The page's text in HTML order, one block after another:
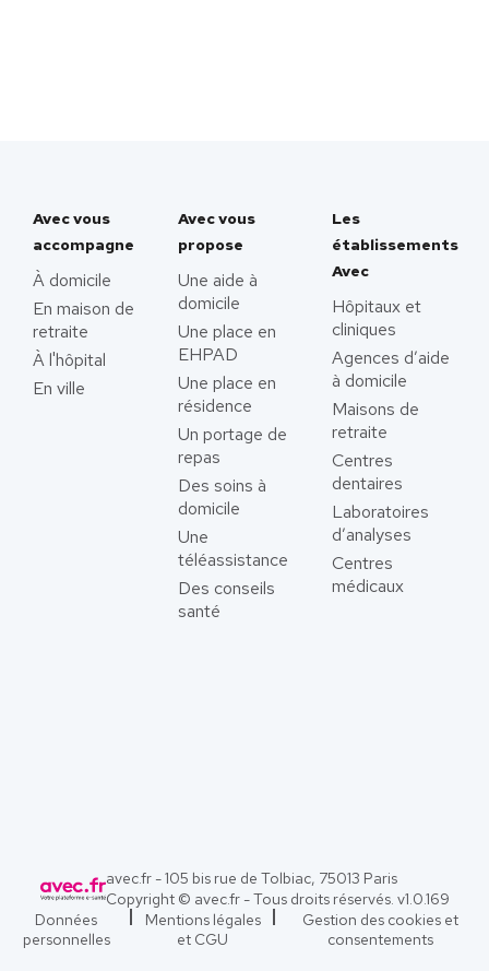
Avec vous
accompagne
À domicile
En maison de
retraite
À l'hôpital
En ville
Avec vous
propose
Une aide à
domicile
Une place en
EHPAD
Une place en
résidence
Un portage de
repas
Des soins à
domicile
Une
téléassistance
Des conseils
santé
Les
établissements
Avec
Hôpitaux et
cliniques
Agences d’aide
à domicile
Maisons de
retraite
Centres
dentaires
Laboratoires
d’analyses
Centres
médicaux
avec.fr - 105 bis rue de Tolbiac, 75013 Paris
Copyright © avec.fr - Tous droits réservés. v1.0.169
Données
personnelles
Mentions légales
et CGU
Gestion des cookies et
consentements